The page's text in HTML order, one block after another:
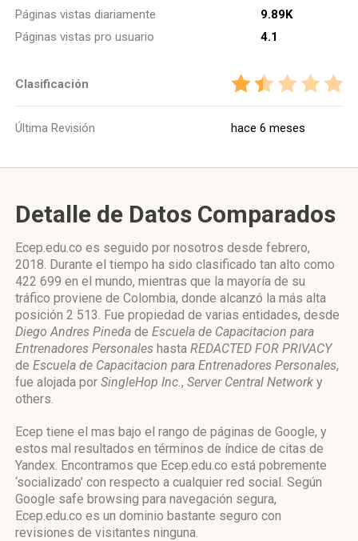
Páginas vistas diariamente
9.89K
Páginas vistas pro usuario
4.1
Clasificación
Última Revisión hace 6 meses
Detalle de Datos Comparados
Ecep.edu.co es seguido por nosotros desde febrero,
2018. Durante el tiempo ha sido clasificado tan alto como
422 699 en el mundo, mientras que la mayoría de su
tráfico proviene de Colombia, donde alcanzó la más alta
posición 2 513. Fue propiedad de varias entidades, desde
Diego Andres Pineda de Escuela de Capacitacion para
Entrenadores Personales hasta REDACTED FOR PRIVACY
de Escuela de Capacitacion para Entrenadores Personales,
fue alojada por SingleHop Inc., Server Central Network y
others.
Ecep tiene el mas bajo el rango de páginas de Google, y
estos mal resultados en términos de índice de citas de
Yandex. Encontramos que Ecep.edu.co está pobremente
‘socializado’ con respecto a cualquier red social. Según
Google safe browsing para navegación segura,
Ecep.edu.co es un dominio bastante seguro con
revisiones de visitantes ninguna.